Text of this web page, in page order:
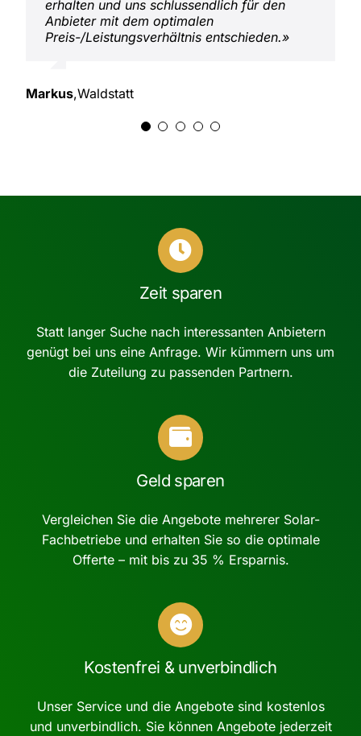
erhalten und uns schlussendlich für den
Anbieter mit dem optimalen
Preis-/Leistungsverhältnis entschieden.»
Markus,Waldstatt
gefunden. Empfehlung!»
dann für das Angebot mit dem besten
Preis-/Leistungsverhältnis entschieden.»
Errichtung der Photovoltaikanlage
beauftrage. Alle Anbieter kamen aus einem
Umkreis von 15 Kilometern, was mir sehr
unbedingt noch Vergleichsofferten einholen.
Nach dem Vergleich mit solar-guide.ch
haben wir den Auftrag dann einem
Zeit sparen
Statt langer Suche nach interessanten Anbietern
genügt bei uns eine Anfrage. Wir kümmern uns um
die Zuteilung zu passenden Partnern.
Geld sparen
Vergleichen Sie die Angebote mehrerer Solar-
Fachbetriebe und erhalten Sie so die optimale
Offerte – mit bis zu 35 % Ersparnis.
Kostenfrei & unverbindlich
Unser Service und die Angebote sind kostenlos
und unverbindlich. Sie können Angebote jederzeit